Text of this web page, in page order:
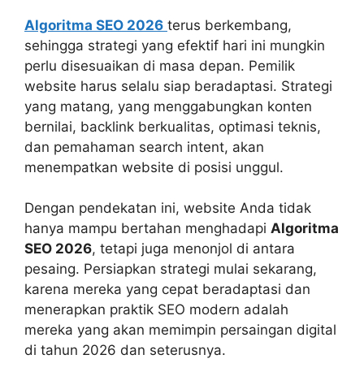
Algoritma SEO 2026 terus berkembang,
sehingga strategi yang efektif hari ini mungkin
perlu disesuaikan di masa depan. Pemilik
website harus selalu siap beradaptasi. Strategi
yang matang, yang menggabungkan konten
bernilai, backlink berkualitas, optimasi teknis,
dan pemahaman search intent, akan
menempatkan website di posisi unggul.
Dengan pendekatan ini, website Anda tidak
hanya mampu bertahan menghadapi Algoritma
SEO 2026, tetapi juga menonjol di antara
pesaing. Persiapkan strategi mulai sekarang,
karena mereka yang cepat beradaptasi dan
menerapkan praktik SEO modern adalah
mereka yang akan memimpin persaingan digital
di tahun 2026 dan seterusnya.